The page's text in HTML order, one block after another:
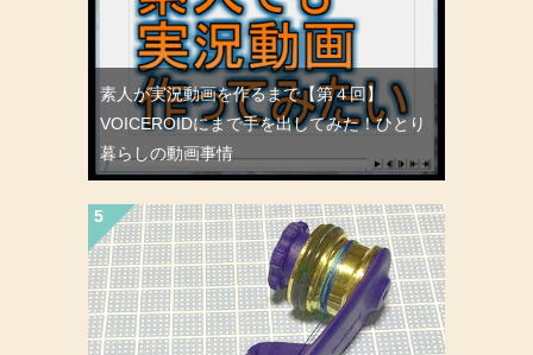
素人が実況動画を作るまで【第４回】
VOICEROIDにまで手を出してみた！ひとり
暮らしの動画事情